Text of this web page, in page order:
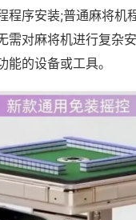
程序安装;普通麻将机
需对麻将机进行复杂
能的设备或工具。